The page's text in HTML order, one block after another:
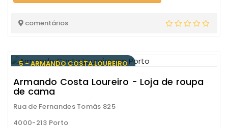
comentários
5 - ARMANDO COSTA LOUREIRO
Armando Costa Loureiro - Loja de roupa
de cama
Rua de Fernandes Tomás 825
4000-213 Porto